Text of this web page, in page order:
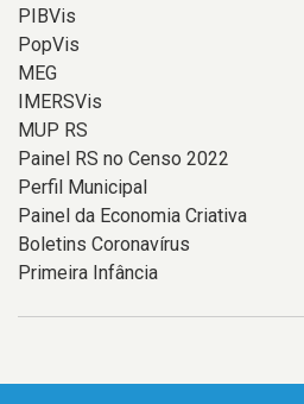
PIBVis
PopVis
MEG
IMERSVis
MUP RS
Painel RS no Censo 2022
Perfil Municipal
Painel da Economia Criativa
Boletins Coronavírus
Primeira Infância